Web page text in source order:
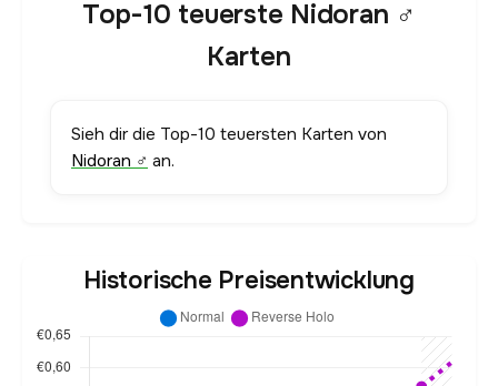
Top-10 teuerste Nidoran ♂
Karten
Sieh dir die Top-10 teuersten Karten von
Nidoran ♂ an.
Historische Preisentwicklung